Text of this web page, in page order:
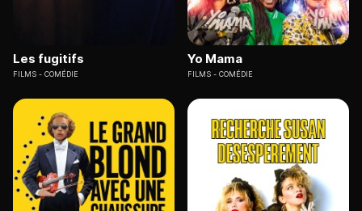
Les fugitifs
FILMS COMÉDIE
Yo Mama
FILMS COMÉDIE